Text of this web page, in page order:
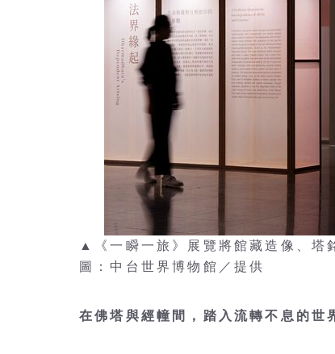
▲《一瞬一旅》展覽將館藏造像、
圖：中台世界博物館／提供
在佛塔與經幢間，踏入流轉不息的世